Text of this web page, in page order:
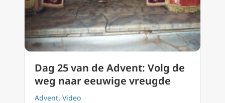
Dag 25 van de Advent: Volg de
weg naar eeuwige vreugde
Advent, Video